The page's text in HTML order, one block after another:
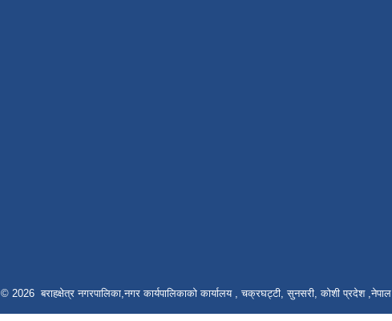
© 2026 बराहक्षेत्र नगरपालिका,नगर कार्यपालिकाको कार्यालय , चक्रघट्टी, सुनसरी, कोशी प्रदेश ,नेपाल